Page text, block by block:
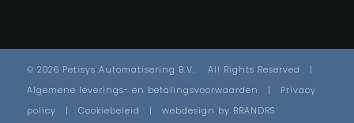
© 2026 Petisys Automatisering B.V. All Rights Reserved |
Algemene leverings- en betalingsvoorwaarden Privacy
policy Cookiebeleid | webdesign by BRANDRS